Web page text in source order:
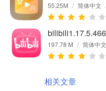
55.25M / 简体中文
197.78 M / 简体中文
相关文章